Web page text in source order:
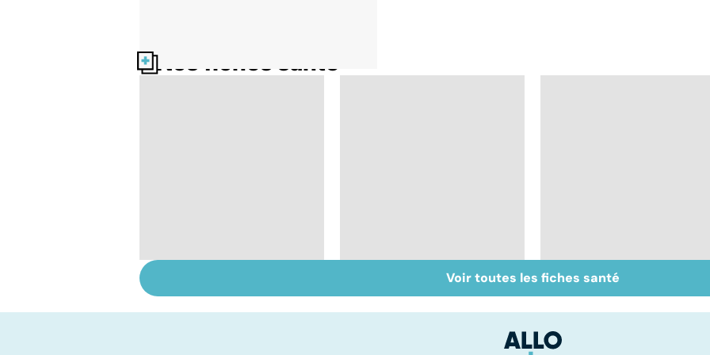
Nos fiches santé
le bégaiement ?
Accident vasculaire
cérébral : l'enfant
Gynéco : un suivi
pour la vie
Voir toutes les fiches santé